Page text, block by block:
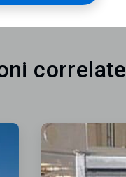
correlate
ArticleTile
2
di
2